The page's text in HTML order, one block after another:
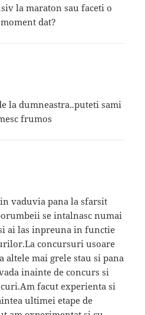
la maraton sau faceti o
dat?
la dumneastra..puteti sami
frumos
vaduvia pana la sfarsit
se intalnasc numai
ai las inpreuna in functie
concursuri usoare
altele mai grele stau si pana
inainte de concurs si
facut experienta si
ultimei etape de